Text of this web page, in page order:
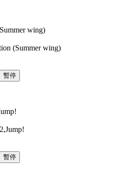
wing)
(Summer wing)
暫停
暫停